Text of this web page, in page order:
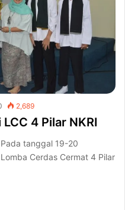
2,689
4 Pilar NKRI
tanggal 19-20
Cerdas Cermat 4 Pilar